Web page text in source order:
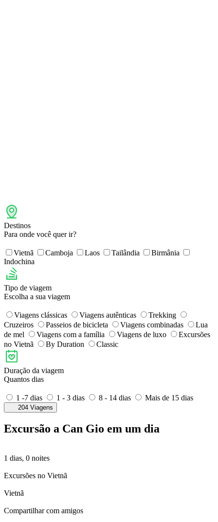
Destinos
Para onde você quer ir?
Vietnã Camboja Laos Tailândia
Birmânia
Indochina
Tipo de viagem
Escolha a sua viagem
Viagens clássicas Viagens autênticas
Trekking
Cruzeiros
Passeios de bicicleta Viagens combinadas
Lua
de mel
Viagens com a família Viagens de luxo
Excursões
no Vietnã
By Duration Classic
Duração da viagem
Quantos dias
1 -7 dias 1 - 3 dias 8 - 14 dias Mais de 15 dias
204 Viagens
Excursão a Can Gio em um dia
1 dias, 0 noites
Excursões no Vietnã
Vietnã
Compartilhar com amigos